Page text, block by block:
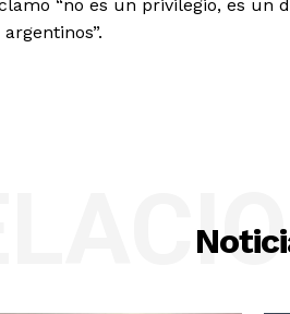
“no es un privilegio, es un